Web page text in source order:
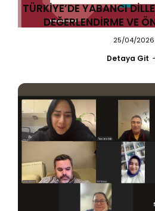
TÜRKİYE’DE YABANCI
DEĞERLENDİRME VE
25/04/2026
Detaya Git